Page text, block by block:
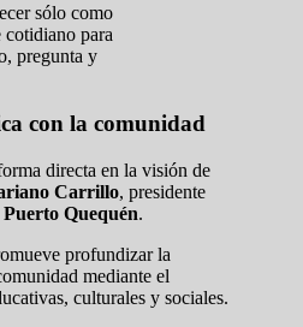
sólo como
cotidiano para
pregunta y
con la comunidad
directa en la visión de
Carrillo, presidente
Quequén.
profundizar la
mediante el
culturales y sociales.